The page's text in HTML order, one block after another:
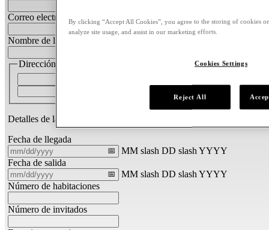
Correo electrónico
Nombre de la empresa
Dirección
Detalles de la reunión/evento
Fecha de llegada
MM slash DD slash YYYY
Fecha de salida
MM slash DD slash YYYY
Número de habitaciones
Número de invitados
By clicking “Accept All Cookies”, you agree to the storing of cookies
analyze site usage, and assist in our marketing efforts.
Cookies Settings
Reject All